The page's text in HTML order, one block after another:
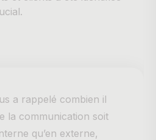
a rappelé combien il
la communication soit
qu’en externe,